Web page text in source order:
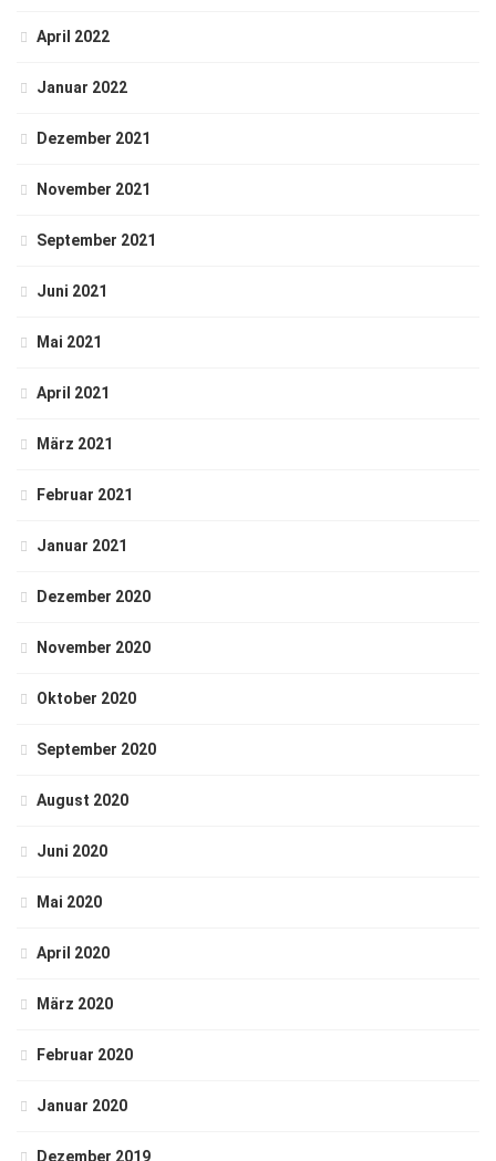
April 2022
Januar 2022
Dezember 2021
November 2021
September 2021
Juni 2021
Mai 2021
April 2021
März 2021
Februar 2021
Januar 2021
Dezember 2020
November 2020
Oktober 2020
September 2020
August 2020
Juni 2020
Mai 2020
April 2020
März 2020
Februar 2020
Januar 2020
Dezember 2019